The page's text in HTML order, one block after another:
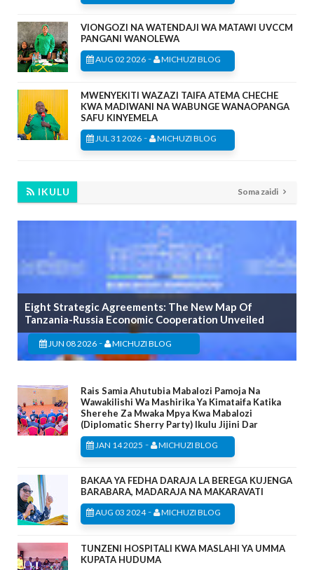
VIONGOZI NA WATENDAJI WA MATAWI UVCCM
PANGANI WANOLEWA
AUG 02 2026 - MICHUZI BLOG
MWENYEKITI WAZAZI TAIFA ATEMA CHECHE
KWA MADIWANI NA WABUNGE WANAOPANGA
SAFU KINYEMELA
JUL 31 2026 - MICHUZI BLOG
IKULU Soma zaidi
Eight Strategic Agreements: The New Map Of
Tanzania-Russia Economic Cooperation Unveiled
JUN 08 2026 - MICHUZI BLOG
Rais Samia Ahutubia Mabalozi Pamoja Na
Wawakilishi Wa Mashirika Ya Kimataifa Katika
Sherehe Za Mwaka Mpya Kwa Mabalozi
(Diplomatic Sherry Party) Ikulu Jijini Dar
JAN 14 2025 - MICHUZI BLOG
BAKAA YA FEDHA DARAJA LA BEREGA KUJENGA
BARABARA, MADARAJA NA MAKARAVATI
AUG 03 2024- MICHUZI BLOG
TUNZENI HOSPITALI KWA MASLAHI YA UMMA
KUPATA HUDUMA